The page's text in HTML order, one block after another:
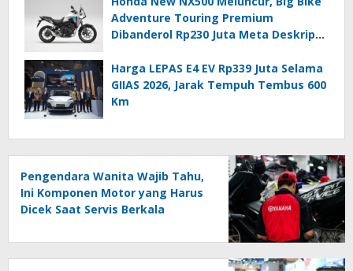
Adventure Touring Premium
Dibanderol Rp230 Juta Meta Deskripsi
Harga LEPAS E4 EV Rp339 Juta Selama
GIIAS 2026, Jarak Tempuh Tembus 600
Km
Pengendara Wanita Wajib Tahu,
Ini Komponen Motor yang Harus
Dicek Saat Servis Berkala